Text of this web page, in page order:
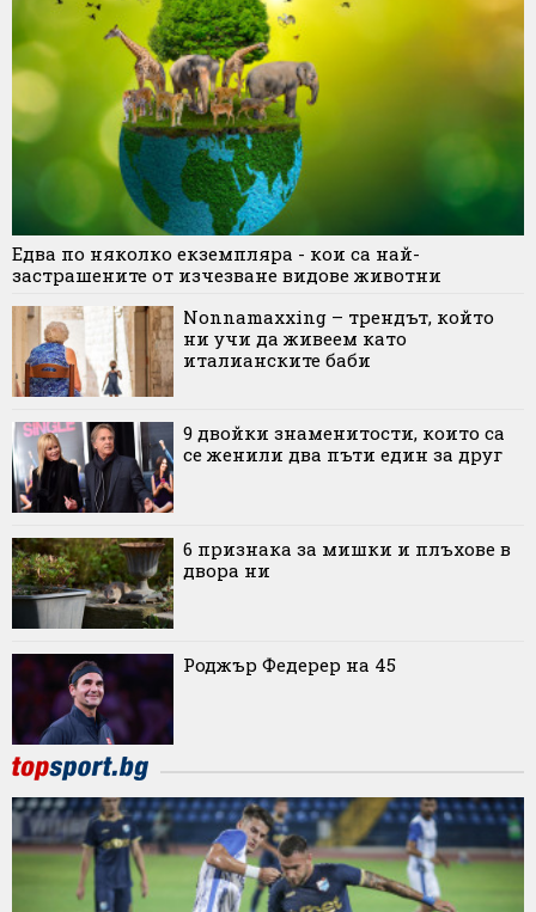
Едва по няколко екземпляра - кои са най-
застрашените от изчезване видове животни
Nonnamaxxing – трендът, който
ни учи да живеем като
италианските баби
9 двойки знаменитости, които са
се женили два пъти един за друг
6 признака за мишки и плъхове в
двора ни
Роджър Федерер на 45